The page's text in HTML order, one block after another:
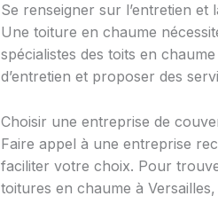
Se renseigner sur l’entretien et
Une toiture en chaume
spécialistes des toits en
d’entretien et proposer des
Choisir une entreprise de
Faire appel à une entreprise
faciliter votre choix. Pour
toitures en chaume à Versailles,